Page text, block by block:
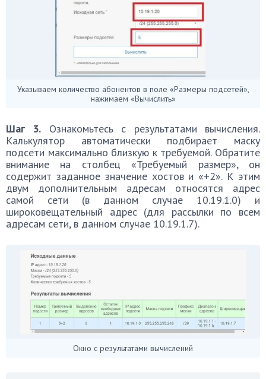
Указываем количество абонентов в поле «Размеры подсетей»,
нажимаем «Вычислить»
Шаг 3. Ознакомьтесь с результатами вычисления.
Калькулятор автоматически подбирает маску
подсети максимально близкую к требуемой. Обратите
внимание на столбец «Требуемый размер», он
содержит заданное значение хостов и «+2». К этим
двум дополнительным адресам относятся адрес
самой сети (в данном случае 10.19.1.0) и
широковещательный адрес (для рассылки по всем
адресам сети, в данном случае 10.19.1.7).
Окно с результатами вычислений